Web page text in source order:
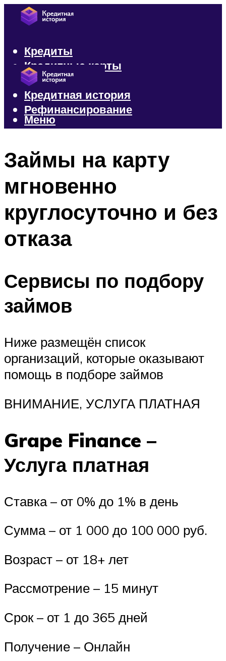
Кредиты
Кредитные карты
Микрозаймы
Кредитная история
Рефинансирование
Меню
Займы на карту
мгновенно
круглосуточно и без
отказа
Сервисы по подбору
займов
Ниже размещён список
организаций, которые оказывают
помощь в подборе займов
ВНИМАНИЕ, УСЛУГА ПЛАТНАЯ
Grape Finance –
Услуга платная
Ставка – от 0% до 1% в день
Сумма – от 1 000 до 100 000 руб.
Возраст – от 18+ лет
Рассмотрение – 15 минут
Срок – от 1 до 365 дней
Получение – Онлайн